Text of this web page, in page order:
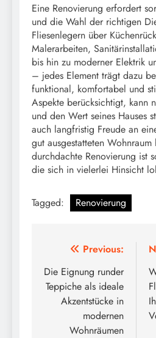
Eine Renovierung erfordert
und die Wahl der richtigen
Fliesenlegern über
Malerarbeiten,
bis hin zu moderner Elektrik
– jedes Element trägt dazu
funktional, komfortabel und
Aspekte berücksichtigt, kann
und den Wert seines Hauses
auch langfristig Freude an
gut ausgestatteten
durchdachte Renovierung ist
die sich in vielerlei Hinsicht
Tagged: Renovierung
Post
navigation
Previous:
Die Eignung runder
Teppiche als ideale
Akzentstücke in
modernen
Wohnräumen